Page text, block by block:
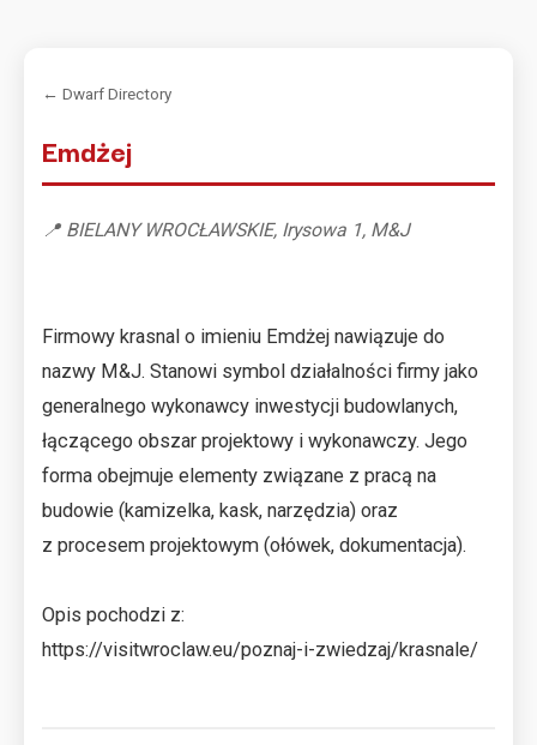
← Dwarf Directory
Emdżej
📍 BIELANY WROCŁAWSKIE, Irysowa 1, M&J
Firmowy krasnal o imieniu Emdżej nawiązuje do
nazwy M&J. Stanowi symbol działalności firmy jako
generalnego wykonawcy inwestycji budowlanych,
łączącego obszar projektowy i wykonawczy. Jego
forma obejmuje elementy związane z pracą na
budowie (kamizelka, kask, narzędzia) oraz
z procesem projektowym (ołówek, dokumentacja).
Opis pochodzi z:
https://visitwroclaw.eu/poznaj-i-zwiedzaj/krasnale/